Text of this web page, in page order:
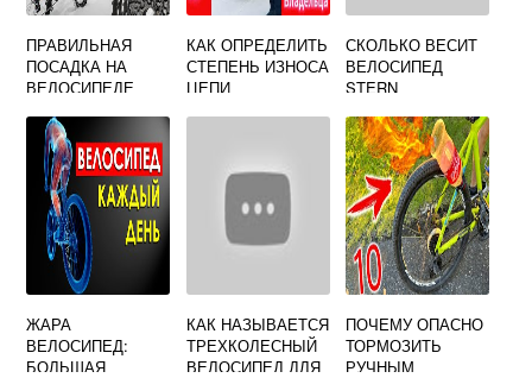
ПРАВИЛЬНАЯ
ПОСАДКА НА
ВЕЛОСИПЕДЕ
КАК ОПРЕДЕЛИТЬ
СТЕПЕНЬ ИЗНОСА
ЦЕПИ
СКОЛЬКО ВЕСИТ
ВЕЛОСИПЕД
STERN
ЖАРА
ВЕЛОСИПЕД:
БОЛЬШАЯ
КАК НАЗЫВАЕТСЯ
ТРЕХКОЛЕСНЫЙ
ВЕЛОСИПЕД ДЛЯ
ПОЧЕМУ ОПАСНО
ТОРМОЗИТЬ
РУЧНЫМ